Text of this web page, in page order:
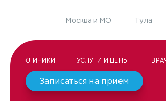
Москва и МО Тула
КЛИНИКИ УСЛУГИ И ЦЕНЫ
Записаться на приём